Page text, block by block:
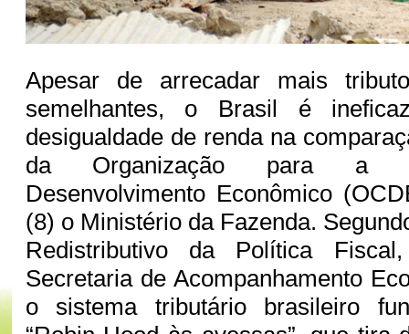
Apesar de arrecadar mais
semelhantes, o Brasil é
desigualdade de renda na
da Organização para a
Desenvolvimento Econômico
(8) o Ministério da Fazenda.
Redistributivo da Política
Secretaria de Acompanhamento
o sistema tributário brasileiro